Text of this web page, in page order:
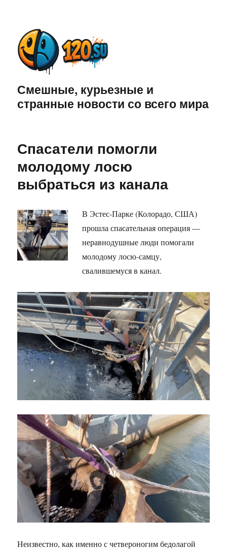
Смешные, курьезные и
странные новости со всего мира
Спасатели помогли
молодому лосю
выбраться из канала
В Эстес-Парке (Колорадо, США)
прошла спасательная операция —
неравнодушные люди помогали
молодому лосю-самцу,
свалившемуся в канал.
Неизвестно, как именно с четвероногим бедолагой